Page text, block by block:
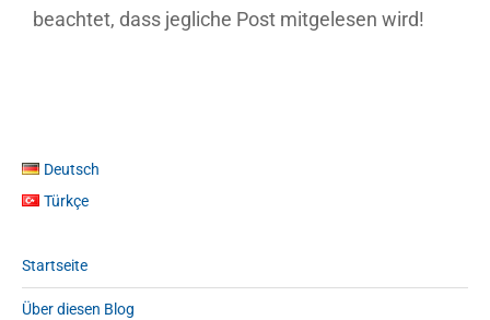
beachtet, dass jegliche Post mitgelesen wird!
Deutsch
Türkçe
Startseite
Über diesen Blog